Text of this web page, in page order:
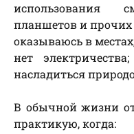
использования
планшетов и прочих
оказываюсь в
нет
насладиться
В обычной жизни
практикую, когда: